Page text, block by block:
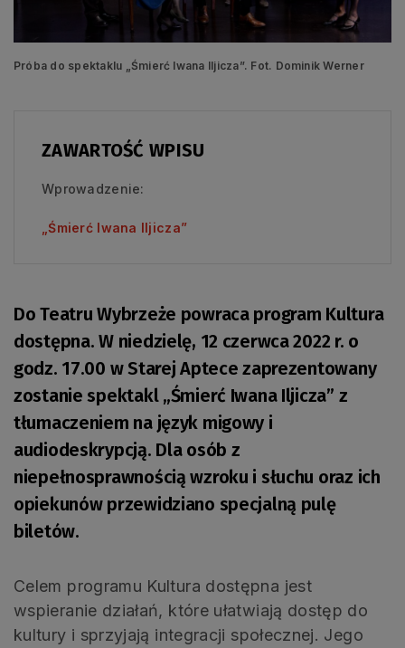
Próba do spektaklu „Śmierć Iwana Iljicza”. Fot. Dominik Werner
ZAWARTOŚĆ WPISU
Wprowadzenie:
„Śmierć Iwana Iljicza”
Do Teatru Wybrzeże powraca program Kultura
dostępna. W niedzielę, 12 czerwca 2022 r. o
godz. 17.00 w Starej Aptece zaprezentowany
zostanie spektakl „Śmierć Iwana Iljicza” z
tłumaczeniem na język migowy i
audiodeskrypcją. Dla osób z
niepełnosprawnością wzroku i słuchu oraz ich
opiekunów przewidziano specjalną pulę
biletów.
Celem programu Kultura dostępna jest
wspieranie działań, które ułatwiają dostęp do
kultury i sprzyjają integracji społecznej. Jego